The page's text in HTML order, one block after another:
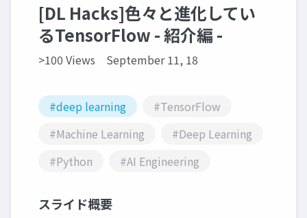
[DL Hacks]色々と進化してい
るTensorFlow - 紹介編 -
>100 Views September 11, 18
#deep learning
#TensorFlow
#Machine Learning
#Deep Learning
#Python
#AI Engineering
スライド概要